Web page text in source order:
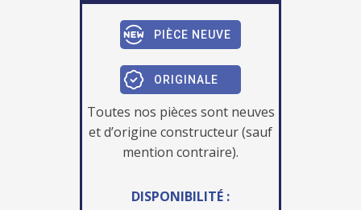
PIÈCE NEUVE
ORIGINALE
Toutes nos pièces sont neuves
et d’origine constructeur (sauf
mention contraire).
DISPONIBILITÉ :